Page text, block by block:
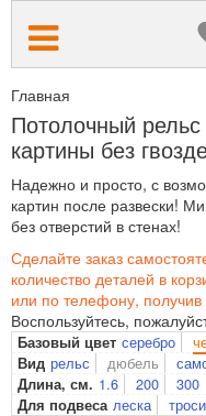
Главная
Потолочный рельс
картины без
Надежно и просто, с
картин после развески!
без отверстий в стенах!
Сделайте заказ
количество деталей в
или по телефону,
Воспользуйтесь,
Базовый цвет серебро
Вид рельс дюбель
Длина, см. 1.6 200 300
Для подвеса леска